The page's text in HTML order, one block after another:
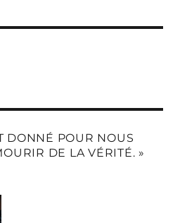
DONNÉ POUR NOUS
DE LA VÉRITÉ. »